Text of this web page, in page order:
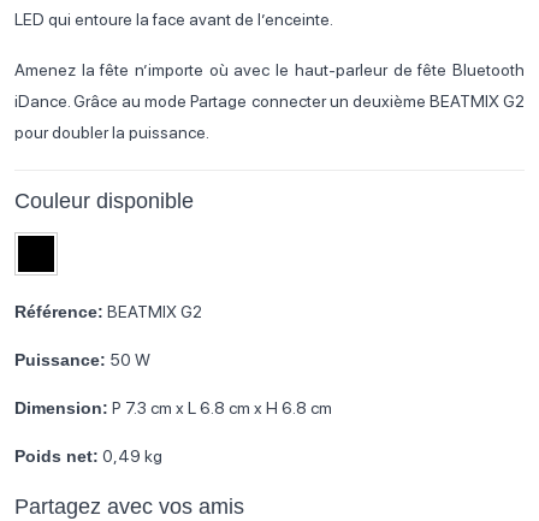
LED qui entoure la face avant de l’enceinte.
Amenez la fête n’importe où avec le haut-parleur de fête Bluetooth
iDance. Grâce au mode Partage connecter un deuxième BEATMIX G2
pour doubler la puissance.
Couleur disponible
Référence: BEATMIX G2
Puissance: 50 W
Dimension: P 7.3 cm x L 6.8 cm x H 6.8 cm
Poids net: 0,49 kg
Partagez avec vos amis